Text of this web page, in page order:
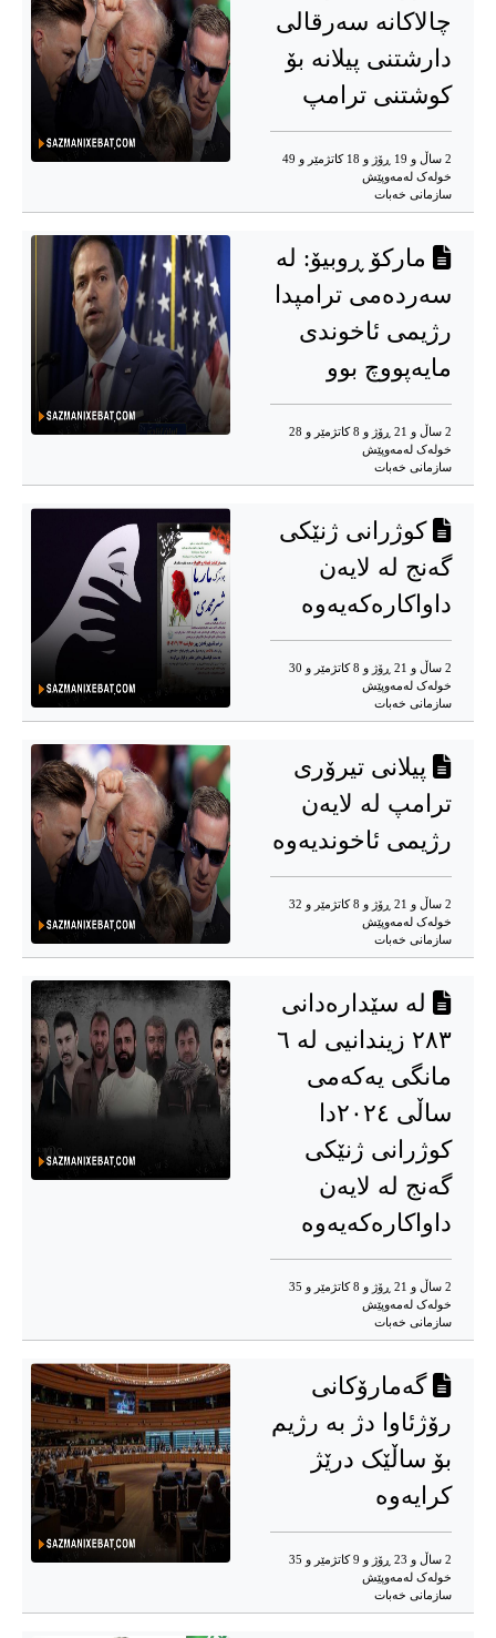
چالاکانە سەرقالی
دارشتنی پیلانە بۆ
کوشتنی ترامپ
2 ساڵ و 19 ڕۆژ و 18 کاتژمێر و 49
خوله‌ک له‌مه‌وپێش‌
سازمانی خەبات
مارکۆ ڕوبیۆ: لە
سەردەمی ترامپدا
رژیمی ئاخوندی
مایەپووچ بوو
2 ساڵ و 21 ڕۆژ و 8 کاتژمێر و 28
خوله‌ک له‌مه‌وپێش‌
سازمانی خەبات
کوژرانی ژنێکی
گەنج لە لایەن
داواکارەکەیەوە
2 ساڵ و 21 ڕۆژ و 8 کاتژمێر و 30
خوله‌ک له‌مه‌وپێش‌
سازمانی خەبات
پیلانی تیرۆری
ترامپ لە لایەن
رژیمی ئاخوندیەوە
2 ساڵ و 21 ڕۆژ و 8 کاتژمێر و 32
خوله‌ک له‌مه‌وپێش‌
سازمانی خەبات
لە سێدارەدانی
٢٨٣ زیندانیی لە ٦
مانگی یەکەمی
ساڵی ٢٠٢٤دا
کوژرانی ژنێکی
گەنج لە لایەن
داواکارەکەیەوە
2 ساڵ و 21 ڕۆژ و 8 کاتژمێر و 35
خوله‌ک له‌مه‌وپێش‌
سازمانی خەبات
گەمارۆکانی
رۆژئاوا دژ بە رژیم
بۆ ساڵێک درێژ
کرایەوە
2 ساڵ و 23 ڕۆژ و 9 کاتژمێر و 35
خوله‌ک له‌مه‌وپێش‌
سازمانی خەبات